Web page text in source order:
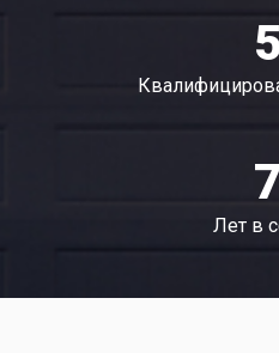
5
7
Лет в